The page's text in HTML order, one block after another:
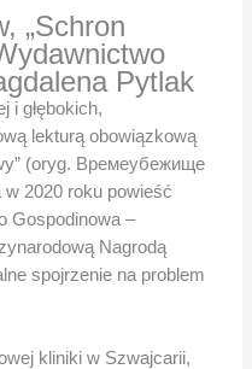
„Schron
Pytlak
i głębokich,
lekturą obowiązkową
(oryg. Времеубежище
2020 roku powieść
Gospodinowa –
Nagrodą
spojrzenie na problem
kliniki w Szwajcarii,